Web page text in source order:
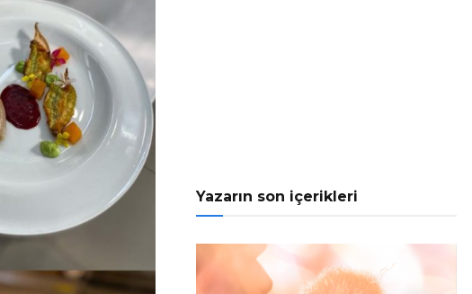
Yazarın son içerikleri